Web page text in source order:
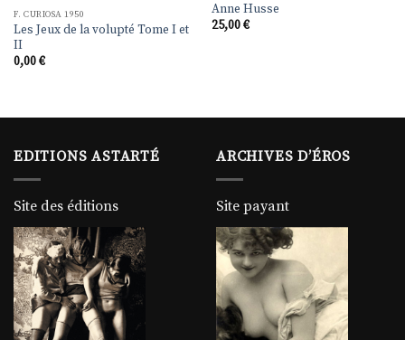
F. CURIOSA 1950
Les Jeux de la volupté Tome I et
II
0,00€
Anne Husse
25,00€
EDITIONS ASTARTÉ
Site des éditions
ARCHIVES D’ÉROS
Site payant